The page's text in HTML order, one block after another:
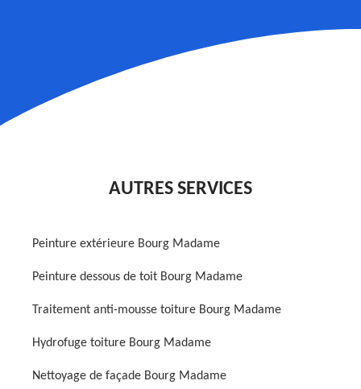
AUTRES SERVICES
Peinture extérieure Bourg Madame
Peinture dessous de toit Bourg Madame
Traitement anti-mousse toiture Bourg Madame
Hydrofuge toiture Bourg Madame
Nettoyage de façade Bourg Madame